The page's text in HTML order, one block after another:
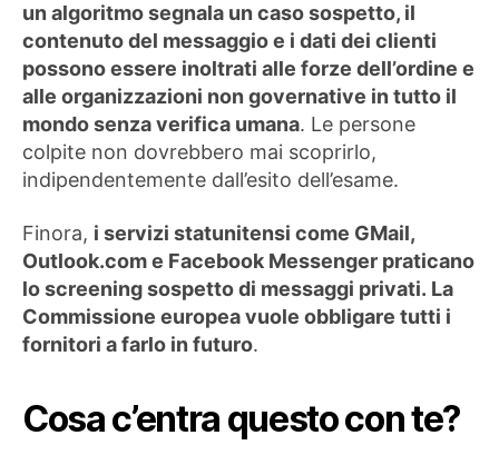
un algoritmo segnala un caso sospetto, il
contenuto del messaggio e i dati dei clienti
possono essere inoltrati alle forze dell’ordine e
alle organizzazioni non governative in tutto il
mondo senza verifica umana. Le persone
colpite non dovrebbero mai scoprirlo,
indipendentemente dall’esito dell’esame.
Finora, i servizi statunitensi come GMail,
Outlook.com e Facebook Messenger praticano
lo screening sospetto di messaggi privati. La
Commissione europea vuole obbligare tutti i
fornitori a farlo in futuro.
Cosa c’entra questo con te?